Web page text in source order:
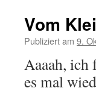
Vom
Publiziert am 9.
Aaaah, ich
es mal